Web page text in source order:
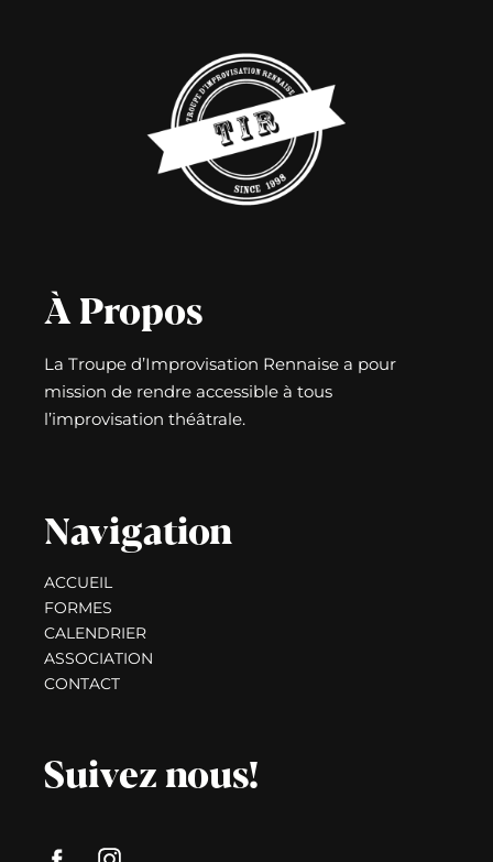
À Propos
La Troupe d’Improvisation Rennaise a pour
mission de rendre accessible à tous
l’improvisation théâtrale.
Navigation
ACCUEIL
FORMES
CALENDRIER
ASSOCIATION
CONTACT
Suivez nous!